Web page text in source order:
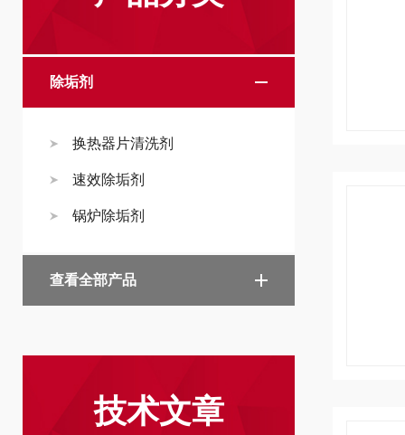
除垢剂
换热器片清洗剂
速效除垢剂
锅炉除垢剂
查看全部产品
技术文章